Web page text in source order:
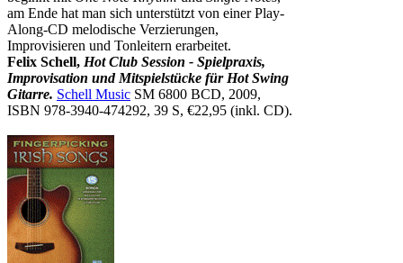
am Ende hat man sich unterstützt von einer Play-
Along-CD melodische Verzierungen,
Improvisieren und Tonleitern erarbeitet.
Felix Schell, Hot Club Session - Spielpraxis,
Improvisation und Mitspielstücke für Hot Swing
Gitarre. Schell Music SM 6800 BCD, 2009,
ISBN 978-3940-474292, 39 S, €22,95 (inkl. CD).